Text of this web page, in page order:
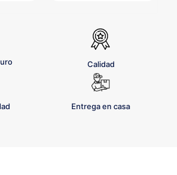
múltiples
variantes.
opciones
se
pueden
Calidad
Entrega en casa